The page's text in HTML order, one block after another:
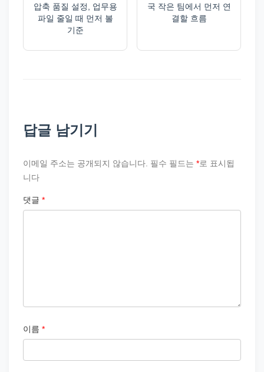
압축 품질 설정, 업무용
파일 줄일 때 먼저 볼
기준
국 작은 팀에서 먼저 연
결할 흐름
답글 남기기
이메일 주소는 공개되지 않습니다. 필수 필드는 *로 표시됩
니다
댓글 *
이름 *